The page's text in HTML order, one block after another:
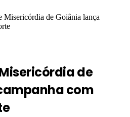
Misericórdia de Goiânia lança
de
com